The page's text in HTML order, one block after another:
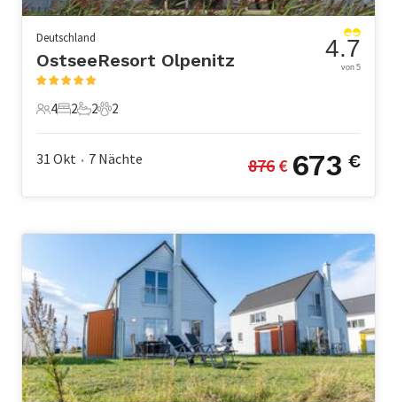
Deutschland
OstseeResort Olpenitz
4 Gäste
4
2 Schlafzimmer
2
2 Badezimmer
2
2 Haustiere
2
4.7
von 5
31 Okt • 7 Nächte 876 € 673 €